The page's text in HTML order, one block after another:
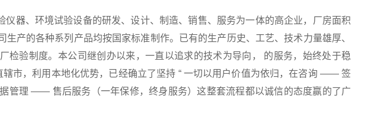
仪器、环境试验设备的研发、设计、制造、销售、服务为一体的高企业，厂房面积
产的各种系列产品均按国家标准制作。已有的生产历史、工艺、技术力量雄厚、
检验制度。本公司继创办以来，一直以追求的技术为导向， 的服务，始终处于稳
市，利用本地化优势，已经确立了坚持 “ 一切以用户价值为依归，在咨询 —— 签
理 —— 售后服务（一年保修，终身服务）这整套流程都以诚信的态度赢的了广